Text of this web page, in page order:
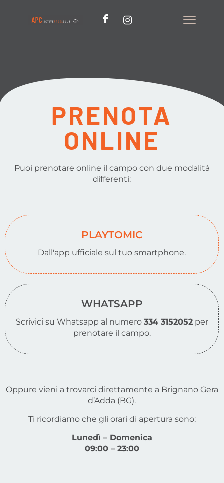
PRENOTA
ONLINE
Puoi prenotare online il campo con due modalità
differenti:
PLAYTOMIC
Dall'app ufficiale sul tuo smartphone.
WHATSAPP
Scrivici su Whatsapp al numero 334 3152052per
prenotare il campo.
Oppure vieni a trovarci direttamente a Brignano Gera
d’Adda (BG).
Ti ricordiamo che gli orari di apertura sono:
Lunedì – Domenica
09:00 – 23:00